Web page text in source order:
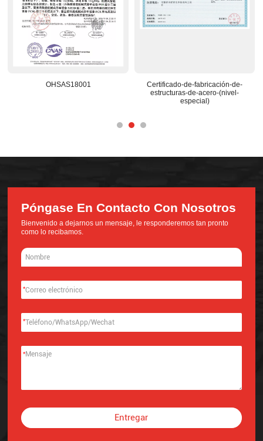
OHSAS18001
Certificado-de-fabricación-de-
estructuras-de-acero-(nivel-
especial)
Póngase En Contacto Con Nosotros
Bienvenido a dejarnos un mensaje, le responderemos tan pronto
como lo recibamos.
*
*
*
Entregar